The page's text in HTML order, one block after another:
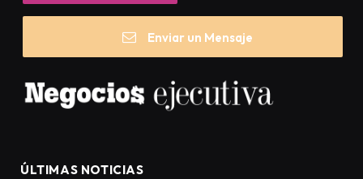
Enviar un Mensaje
ÚLTIMAS NOTICIAS